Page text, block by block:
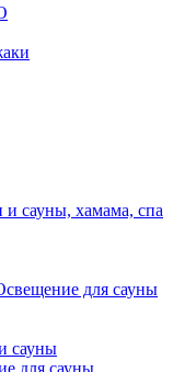
сауны, хамама, спа
для сауны
сауны
для сауны